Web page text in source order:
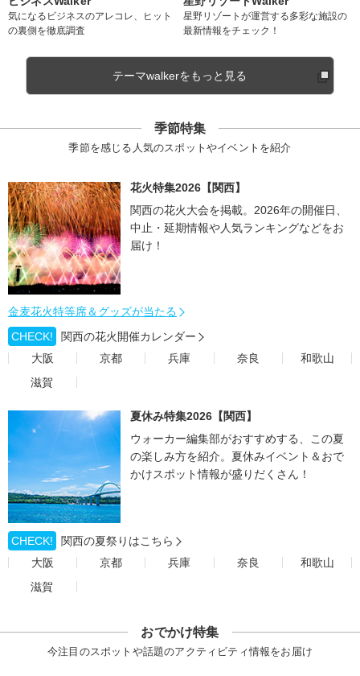
気になるビジネスのアレコレ、ヒット
の裏側を徹底調査
星野リゾートが運営する多彩な施設の
最新情報をチェック！
テーマwalkerをもっと見る
季節特集
季節を感じる人気のスポットやイベントを紹介
花火特集2026【関西】
関西の花火大会を掲載。2026年の開催日、
中止・延期情報や人気ランキングなどをお
届け！
金麦花火特等席＆グッズが当たる
CHECK!
関西の花火開催カレンダー
大阪
京都 兵庫 奈良
和歌山
滋賀
夏休み特集2026【関西】
ウォーカー編集部がおすすめする、この夏
の楽しみ方を紹介。夏休みイベント＆おで
かけスポット情報が盛りだくさん！
CHECK!
関西の夏祭りはこちら
大阪
京都 兵庫 奈良
和歌山
滋賀
おでかけ特集
今注目のスポットや話題のアクティビティ情報をお届け